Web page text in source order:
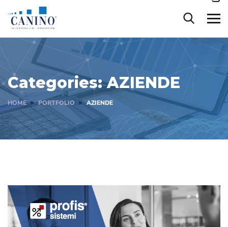
contenuto
Categories:AZIENDE
HOME PORTFOLIO AZIENDE